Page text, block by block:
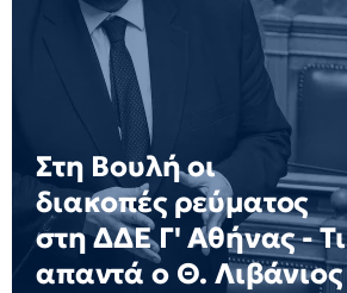
Στη Βουλή οι
διακοπές ρεύματος
στη ΔΔΕ Γ' Αθήνας - Τι
απαντά ο Θ. Λιβάνιος